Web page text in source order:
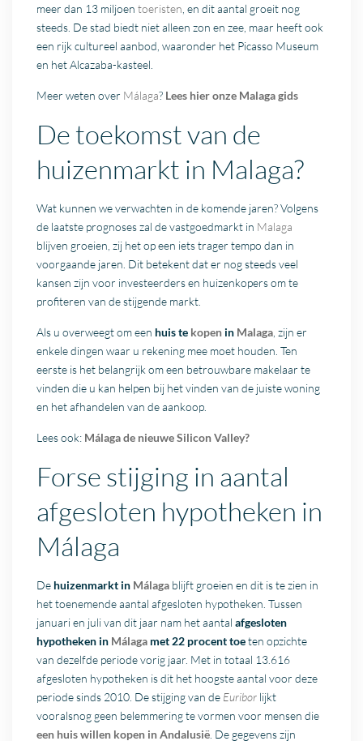
meer dan 13 miljoentoeristen , en dit aantal groeit nog
steeds. De stad biedt niet alleen zon en zee, maar heeft ook
een rijk cultureel aanbod, waaronder het Picasso Museum
en het Alcazaba-kasteel.
Meer weten over Málaga? Lees hier onze Malaga gids
De toekomst van de
huizenmarkt in Malaga?
Wat kunnen we verwachten in de komende jaren? Volgens
de laatste prognoses zal de vastgoedmarkt in Malaga
blijven groeien, zij het op een iets trager tempo dan in
voorgaande jaren. Dit betekent dat er nog steeds veel
kansen zijn voor investeerders en huizenkopers om te
profiteren van de stijgende markt.
Als u overweegt om een huis te kopen in Malaga , zijn er
enkele dingen waar u rekening mee moet houden. Ten
eerste is het belangrijk om een betrouwbare makelaar te
vinden die u kan helpen bij het vinden van de juiste woning
en het afhandelen van de aankoop.
Lees ook: Málaga de nieuwe Silicon Valley?
Forse stijging in aantal
afgesloten hypotheken in
Málaga
De huizenmarkt in Málaga blijft groeien en dit is te zien in
het toenemende aantal afgesloten hypotheken. Tussen
januari en juli van dit jaar nam het aantalafgesloten
hypotheken in Málaga met 22 procent toeten opzichte
van dezelfde periode vorig jaar. Met in totaal 13.616
afgesloten hypotheken is dit het hoogste aantal voor deze
periode sinds 2010. De stijging van de Euribor lijkt
vooralsnog geen belemmering te vormen voor mensen die
een huis willen kopen in Andalusië . De gegevens zijn